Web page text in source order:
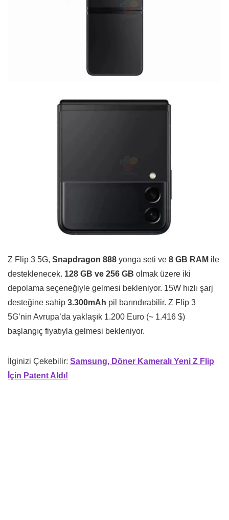
Z Flip 3 5G, Snapdragon 888 yonga seti ve 8 GB RAM ile
desteklenecek. 128 GB ve 256 GB olmak üzere iki
depolama seçeneğiyle gelmesi bekleniyor. 15W hızlı şarj
desteğine sahip 3.300mAh pil barındırabilir. Z Flip 3
5G’nin Avrupa’da yaklaşık 1.200 Euro (~ 1.416 $)
başlangıç ​​fiyatıyla gelmesi bekleniyor.
İlginizi Çekebilir: Samsung, Döner Kameralı Yeni Z Flip
İçin Patent Aldı!